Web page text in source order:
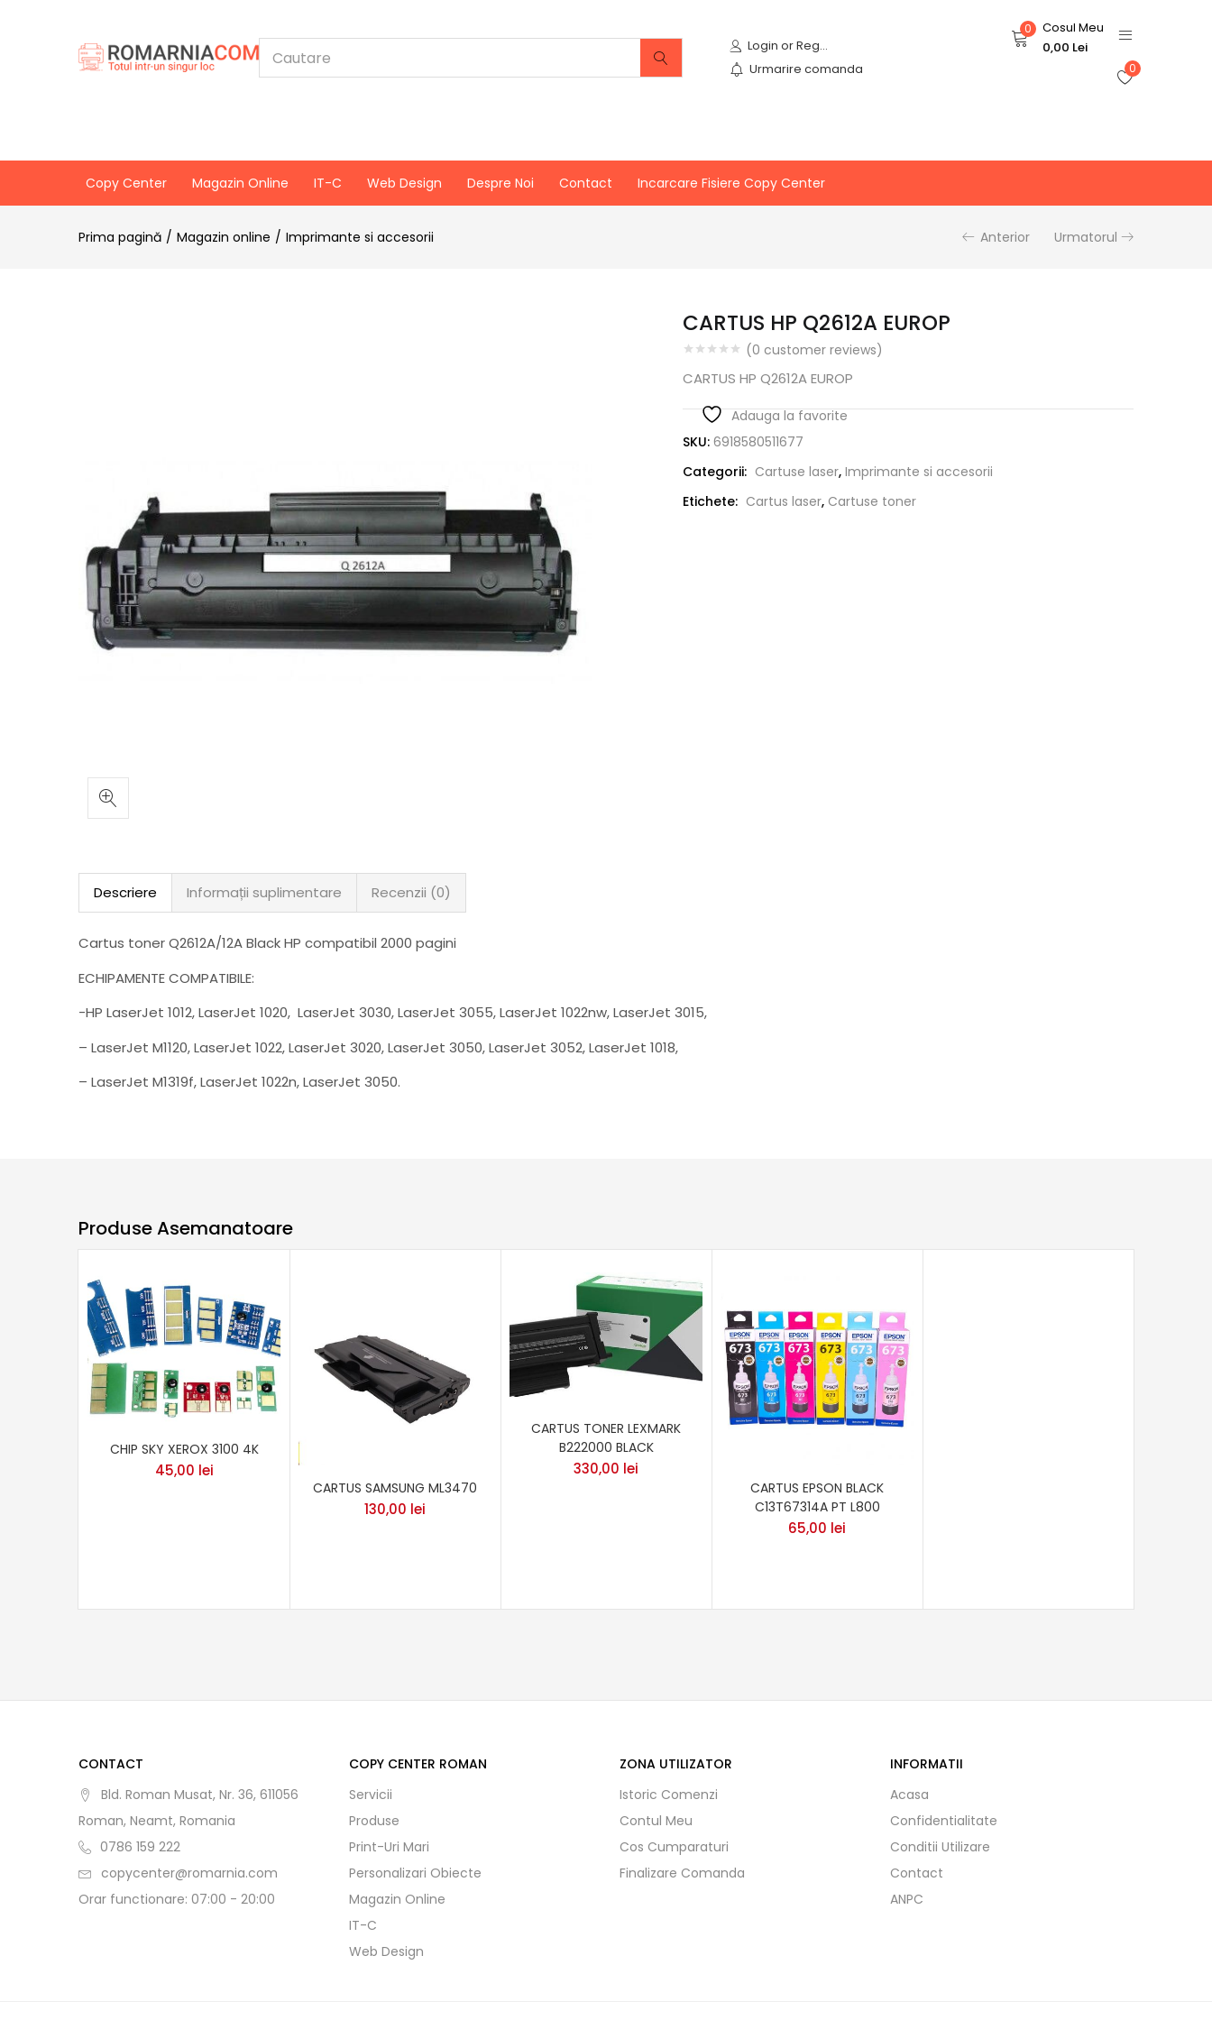
Login or Register
Urmarire comanda
0
Cosul Meu
0,00 Lei
0
Copy Center Magazin Online IT-C Web Design Despre Noi Contact Incarcare Fisiere Copy Center
Prima pagină Magazin online Imprimante si accesorii Anterior Urmatorul
CARTUS HP Q2612A EUROP
(0 customer reviews)
CARTUS HP Q2612A EUROP
Adauga la favorite
SKU: 6918580511677
Categorii: Cartuse laser, Imprimante si accesorii
Etichete: Cartus laser, Cartuse toner
Descriere Informații suplimentare Recenzii (0)
Cartus toner Q2612A/12A Black HP compatibil 2000 pagini
ECHIPAMENTE COMPATIBILE:
-HP LaserJet 1012, LaserJet 1020, LaserJet 3030, LaserJet 3055, LaserJet 1022nw, LaserJet 3015,
– LaserJet M1120, LaserJet 1022, LaserJet 3020, LaserJet 3050, LaserJet 3052, LaserJet 1018,
– LaserJet M1319f, LaserJet 1022n, LaserJet 3050.
Produse Asemanatoare
CHIP SKY XEROX 3100 4K
45,00 lei
CARTUS SAMSUNG ML3470
130,00 lei
CARTUS TONER LEXMARK
B222000 BLACK
330,00 lei
CARTUS EPSON BLACK
C13T67314A PT L800
65,00 lei
CONTACT
Bld. Roman Musat, Nr. 36, 611056
Roman, Neamt, Romania
0786 159 222
copycenter@romarnia.com
Orar functionare: 07:00 - 20:00
COPY CENTER ROMAN
Servicii
Produse
Print-Uri Mari
Personalizari Obiecte
Magazin Online
IT-C
Web Design
ZONA UTILIZATOR
Istoric Comenzi
Contul Meu
Cos Cumparaturi
Finalizare Comanda
INFORMATII
Acasa
Confidentialitate
Conditii Utilizare
Contact
ANPC